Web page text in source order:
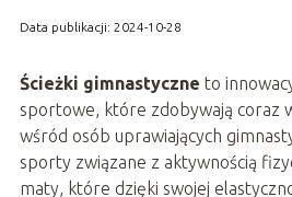
Data publikacji: 2024-10-28
Ścieżki gimnastyczne to
sportowe, które zdobywają coraz
wśród osób uprawiających
sporty związane z aktywnością
maty, które dzięki swojej